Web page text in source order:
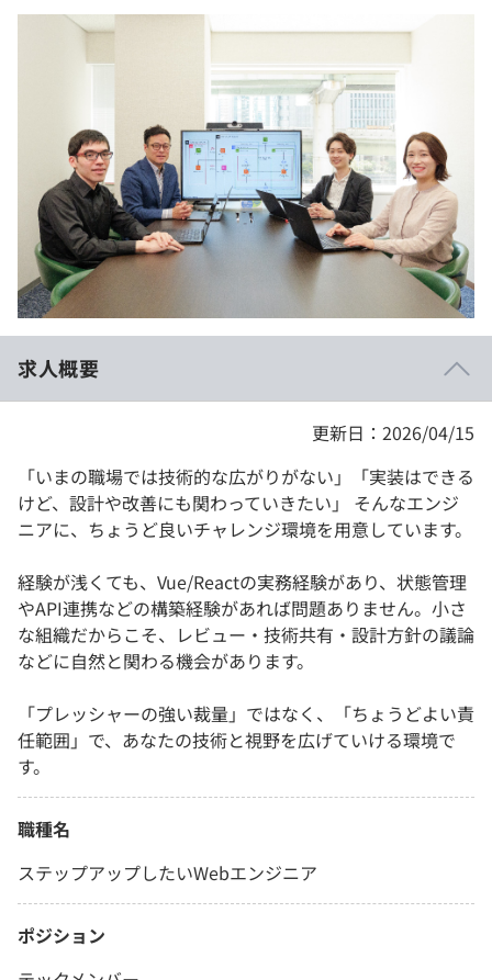
就活成功ガイド
ナレッジ
個人向けプラン
法人向けプラン
学校向けプラン
契約内容・クーポン
評価結果一覧
Tech Team Journal
paizaとは？
求人概要
更新日：2026/04/15
「いまの職場では技術的な広がりがない」「実装はできる
けど、設計や改善にも関わっていきたい」 そんなエンジ
ニアに、ちょうど良いチャレンジ環境を用意しています。
経験が浅くても、Vue/Reactの実務経験があり、状態管理
やAPI連携などの構築経験があれば問題ありません。小さ
な組織だからこそ、レビュー・技術共有・設計方針の議論
などに自然と関わる機会があります。
「プレッシャーの強い裁量」ではなく、「ちょうどよい責
任範囲」で、あなたの技術と視野を広げていける環境で
す。
職種名
ステップアップしたいWebエンジニア
ポジション